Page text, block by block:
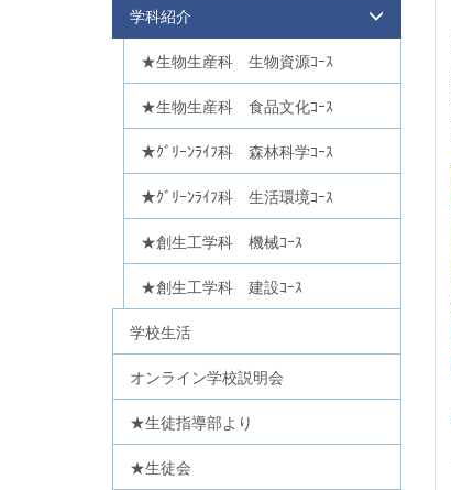
学科紹介
★生物生産科 生物資源ｺｰｽ
★生物生産科 食品文化ｺｰｽ
★ｸﾞﾘｰﾝﾗｲﾌ科 森林科学ｺｰｽ
★ｸﾞﾘｰﾝﾗｲﾌ科 生活環境ｺｰｽ
★創生工学科 機械ｺｰｽ
★創生工学科 建設ｺｰｽ
学校生活
オンライン学校説明会
★生徒指導部より
★生徒会